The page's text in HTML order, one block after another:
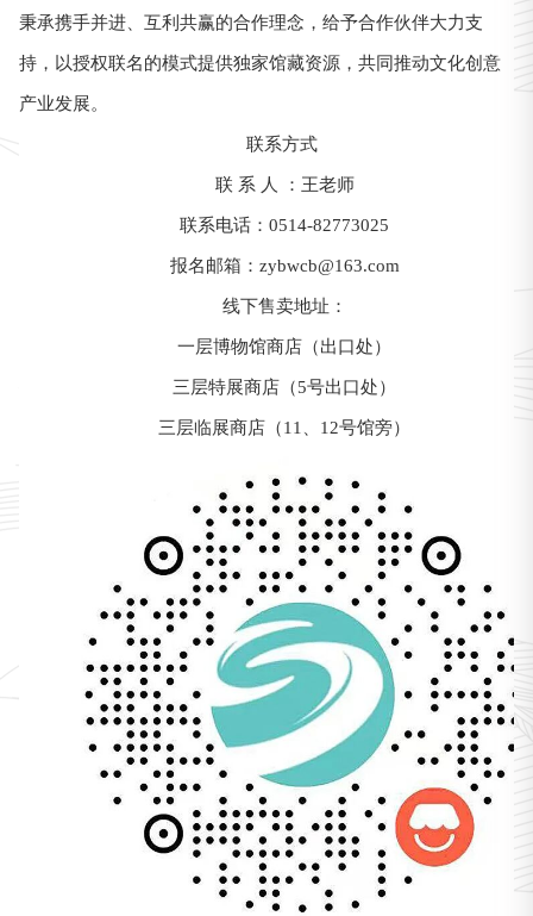
秉承携手并进、互利共赢的合作理念，给予合作伙伴大力支
持，以授权联名的模式提供独家馆藏资源，共同推动文化创意
产业发展。
联系方式
联 系 人 ：王老师
联系电话：0514-82773025
报名邮箱：zybwcb@163.com
线下售卖地址：
一层博物馆商店（出口处）
三层特展商店（5号出口处）
三层临展商店（11、12号馆旁）